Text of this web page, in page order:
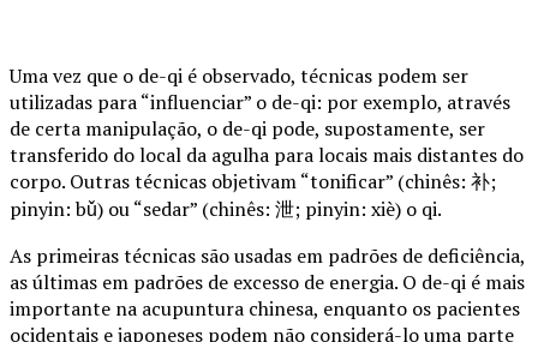
Uma vez que o de-qi é observado, técnicas podem ser
utilizadas para “influenciar” o de-qi: por exemplo, através
de certa manipulação, o de-qi pode, supostamente, ser
transferido do local da agulha para locais mais distantes do
corpo. Outras técnicas objetivam “tonificar” (chinês: 补;
pinyin: bǔ) ou “sedar” (chinês: 泄; pinyin: xiè) o qi.
As primeiras técnicas são usadas em padrões de deficiência,
as últimas em padrões de excesso de energia. O de-qi é mais
importante na acupuntura chinesa, enquanto os pacientes
ocidentais e japoneses podem não considerá-lo uma parte